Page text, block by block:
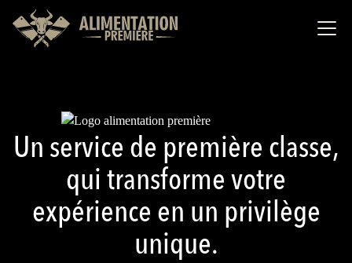
Un service de première classe,
qui transforme votre
expérience en un privilège
unique.